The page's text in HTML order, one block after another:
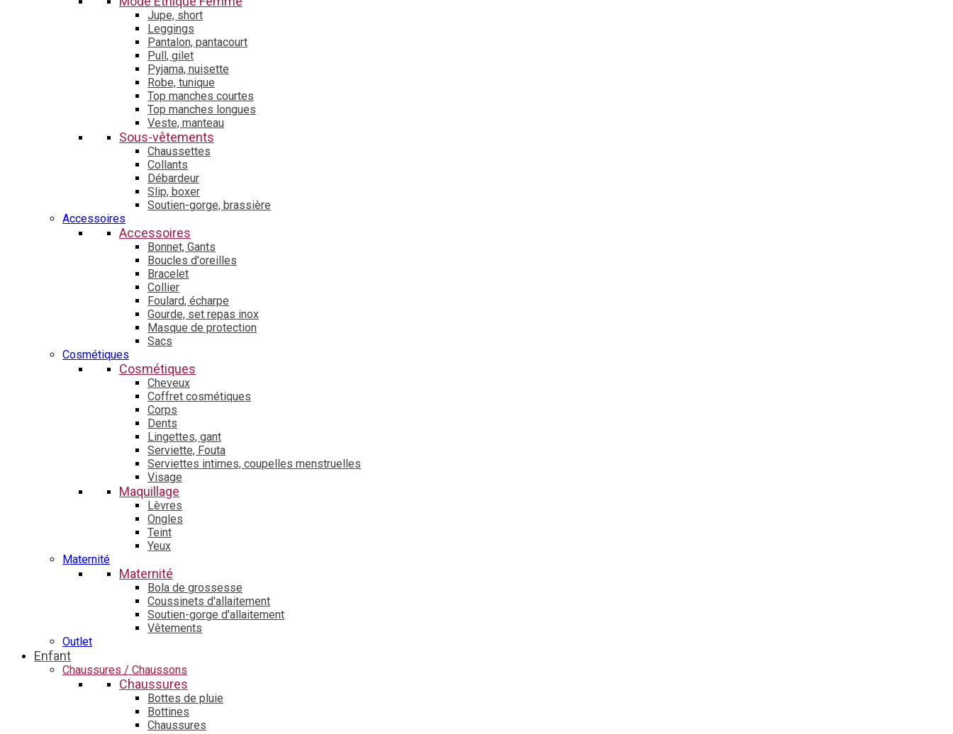
Jupe, short
Leggings
Pantalon, pantacourt
Pull, gilet
Pyjama, nuisette
Robe, tunique
Top manches courtes
Top manches longues
Veste, manteau
Sous-vêtements
Chaussettes
Collants
Débardeur
Slip, boxer
Soutien-gorge, brassière
Accessoires
Accessoires
Bonnet, Gants
Boucles d'oreilles
Bracelet
Collier
Foulard, écharpe
Gourde, set repas inox
Masque de protection
Sacs
Cosmétiques
Cosmétiques
Cheveux
Coffret cosmétiques
Corps
Dents
Lingettes, gant
Serviette, Fouta
Serviettes intimes, coupelles menstruelles
Visage
Maquillage
Lèvres
Ongles
Teint
Yeux
Maternité
Maternité
Bola de grossesse
Coussinets d'allaitement
Soutien-gorge d'allaitement
Vêtements
Outlet
Enfant
Chaussures / Chaussons
Chaussures
Bottes de pluie
Bottines
Chaussures